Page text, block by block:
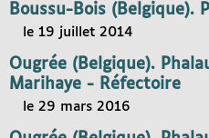
Boussu-Bois (Belgique).
le 19 juillet 2014
Ougrée (Belgique).
Marihaye - Réfectoire
le 29 mars 2016